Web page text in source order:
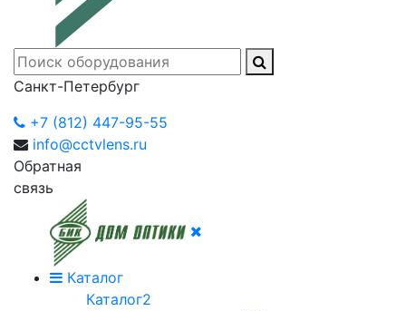
Санкт-Петербург
+7 (812) 447-95-55
info@cctvlens.ru
Обратная
связь
Каталог
Каталог2